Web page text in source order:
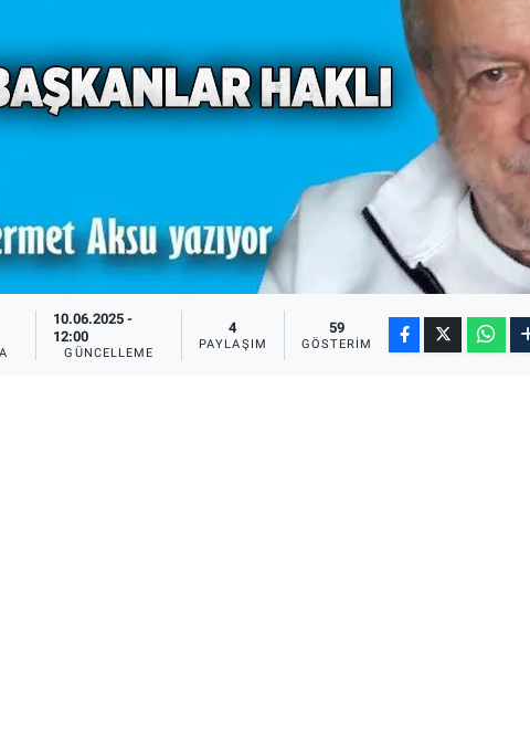
10.06.2025 -
12:00
GÜNCELLEME
4
PAYLAŞIM
59
GÖSTERIM